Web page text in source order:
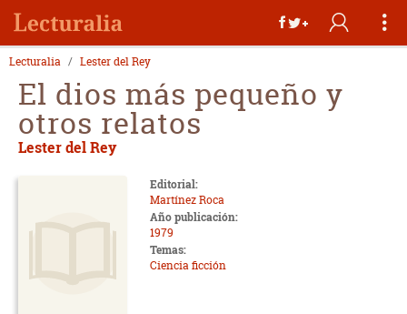
Lecturalia Lester del Rey
El dios más pequeño y
otros relatos
Lester del Rey
Editorial:
Martínez Roca
Año publicación:
1979
Temas:
Ciencia ficción